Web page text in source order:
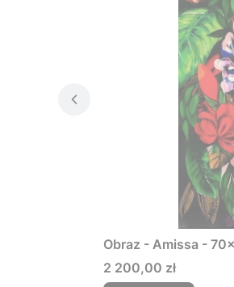
Obraz - Amissa -
Cena
2 200,00 zł